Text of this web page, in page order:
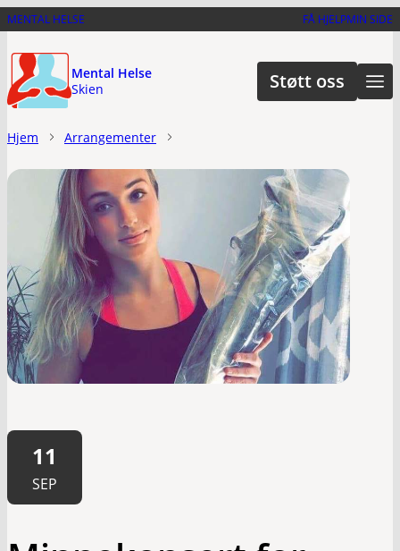
Hopp
hovedinnhold
MENTAL HELSE FÅ HJELPMIN SIDE
Mental Helse
Skien
Støtt oss
Hjem Arrangementer
11
SEP